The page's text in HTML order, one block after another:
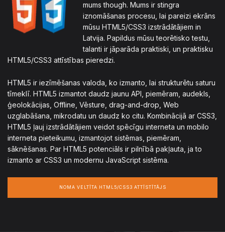
mums though. Mums ir stingra
iznomāšanas procesu, lai pareizi ekrāns
mūsu HTML5/CSS3 izstrādātājiem in
Latvija. Papildus mūsu teorētisko testu,
talanti ir jāparāda praktiski, un praktisku
HTML5/CSS3 attīstības pieredzi.
HTML5 ir iezīmēšanas valoda, ko izmanto, lai strukturētu saturu
tīmeklī. HTML5 izmantot daudz jaunu API, piemēram, audekls,
ģeolokācijas, Offline, Vēsture, drag-and-drop, Web
uzglabāšana, mikrodatu un daudz ko citu. Kombinācijā ar CSS3,
HTML5 ļauj izstrādātājiem veidot spēcīgu interneta un mobilo
interneta pieteikumu, izmantojot sistēmas, piemēram,
sāknēšanas. Par HTML5 potenciāls ir pilnībā pakļauta, ja to
izmanto ar CSS3 un modernu JavaScript sistēma.
NOMA VELTĪTA HTML5/CSS3 ATTĪSTĪTĀJS